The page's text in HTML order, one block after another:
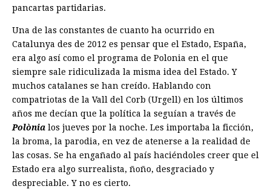
pancartas partidarias.
Una de las constantes de cuanto ha ocurrido en
Catalunya des de 2012 es pensar que el Estado, España,
era algo así como el programa de Polonia en el que
siempre sale ridiculizada la misma idea del Estado. Y
muchos catalanes se han creído. Hablando con
compatriotas de la Vall del Corb (Urgell) en los últimos
años me decían que la política la seguían a través de
Polònia los jueves por la noche. Les importaba la ficción,
la broma, la parodia, en vez de atenerse a la realidad de
las cosas. Se ha engañado al país haciéndoles creer que el
Estado era algo surrealista, ñoño, desgraciado y
despreciable. Y no es cierto.